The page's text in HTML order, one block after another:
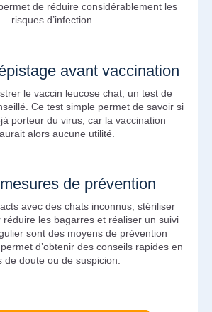
de réduire considérablement les
risques d’infection.
avant vaccination
le vaccin leucose chat, un test de
Ce test simple permet de savoir si
porteur du virus, car la vaccination
alors aucune utilité.
de prévention
avec des chats inconnus, stériliser
les bagarres et réaliser un suivi
sont des moyens de prévention
d’obtenir des conseils rapides en
de doute ou de suspicion.